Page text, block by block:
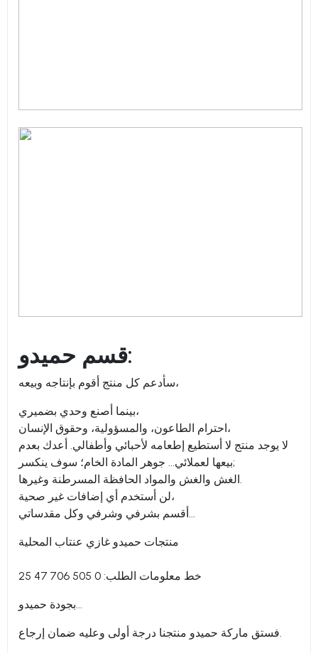
قسم حميدو:
سأدعم كل منتج أقوم بإنتاجه وبيعه،
بينما أصنع وحدي بضميري،
احترام الطاعون، والمسؤولية، وحقوق الإنسان،
لا يوجد منتج لا أستطيع إطعامه لأحبائي وأطفالي. أعدك بعدم
بيعها لعملائي... جوهر المادة الخام؛ سوف ينكسر;
الغش والغش والمواد الحافظة المسرطنة وغيرها.
لن أستخدم أي إضافات غير صحية،
أقسم بشرفي وشرفي وكل مقدساتي...
منتجات حميدو غازي عنتاب المحلية
خط معلومات الطلب: 0 505 706 47 25
بجودة حميدو...
فستق ماركة حميدو منتجنا درجة أولى وعليه ضمان إرجاع.